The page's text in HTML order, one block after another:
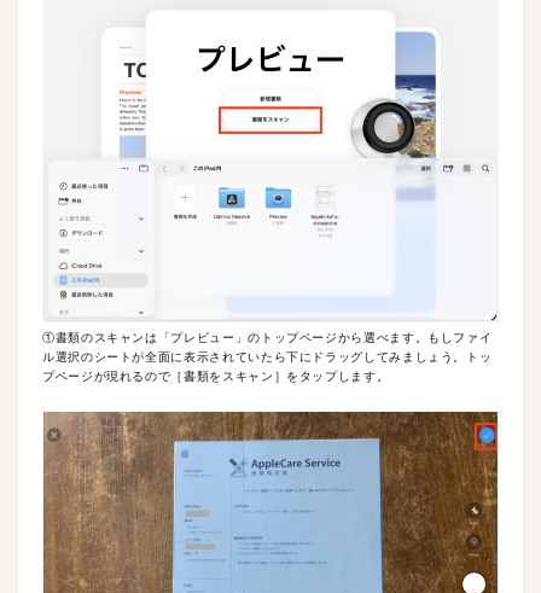
①書類のスキャンは「プレビュー」のトップページから選べます。もしファイ
ル選択のシートが全面に表示されていたら下にドラッグしてみましょう。トッ
プページが現れるので［書類をスキャン］をタップします。